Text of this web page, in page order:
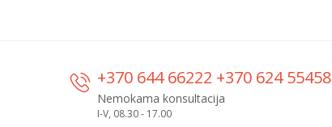
+370 644 66222 +370 624 55458
Nemokama konsultacija
I-V, 08.30 - 17.00